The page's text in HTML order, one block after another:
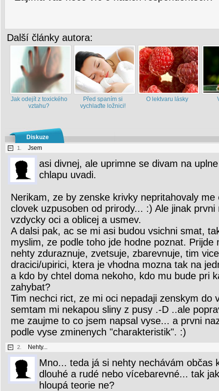
Další články autora:
Jak odejít z toxického
vztahu?
Před spaním si
vychlaďte ložnici!
O lektvaru lásky
Diskuze
1. Jsem
asi divnej, ale uprimne se divam na
chlapu uvadi.
Nerikam, ze by zenske krivky nepritahovaly
clovek uzpusoben od prirody... :) Ale jinak prvni
vzdycky oci a oblicej a usmev.
A dalsi pak, ac se mi asi budou vsichni smat,
myslim, ze podle toho jde hodne poznat. Prijde
nehty zduraznuje, zvetsuje, zbarevnuje, tim
dracici/upirici, ktera je vhodna mozna tak na
a kdo by chtel doma nekoho, kdo mu bude pri
zahybat?
Tim nechci rict, ze mi oci nepadaji zenskym do
semtam mi nekapou sliny z pusy .-D ..ale
me zaujme to co jsem napsal vyse... a prvni
podle vyse zminenych "charakteristik". :)
2. Nehty...
Mno... teda já si nehty nechávám občas
dlouhé a rudé nebo vícebarevné... tak
hloupá teorie ne?